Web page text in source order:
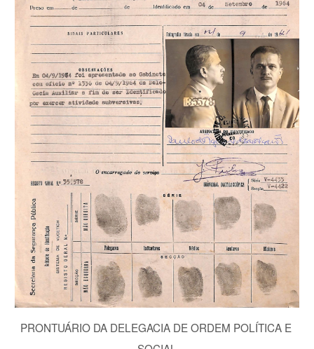
PRONTUÁRIO DA DELEGACIA DE ORDEM POLÍTICA E